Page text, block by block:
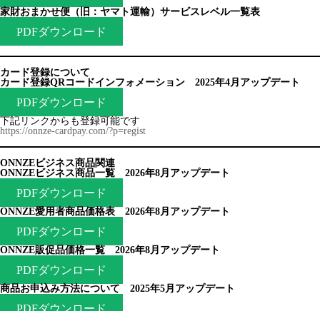
家財おまかせ便（旧：ヤマト運輸）サービスレベル一覧表
PDFダウンロード
カード登録について
カード登録QRコードインフォメーション 2025年4月アップデート
PDFダウンロード
下記リンクからも登録可能です
https://onnze-cardpay.com/?p=regist
ONNZEビジネス商品関連
ONNZEビジネス商品一覧 2026年8月アップデート
PDFダウンロード
ONNZE愛用者商品価格表 2026年8月アップデート
PDFダウンロード
ONNZE販促品価格一覧 2026年8月アップデート
PDFダウンロード
商品お申込み方法について 2025年5月アップデート
PDFダウンロード